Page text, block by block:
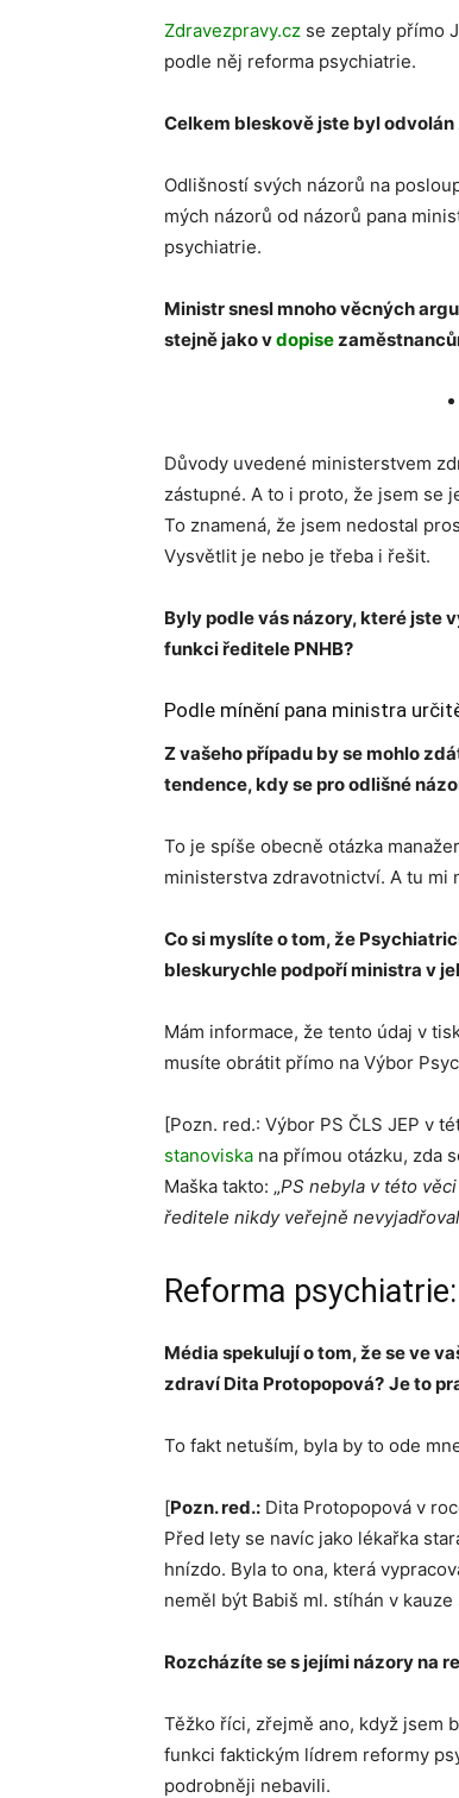
Zdravezpravy.cz se zeptaly přímo
podle něj reforma psychiatrie.
Celkem bleskově jste byl
Odlišností svých názorů na
mých názorů od názorů pana
psychiatrie.
Ministr snesl mnoho věcných
stejně jako vdopise
Důvody uvedené ministerstvem
zástupné. A to i proto, že jsem se
To znamená, že jsem nedostal
Vysvětlit je nebo je třeba i řešit.
Byly podle vás názory, které jste
funkci ředitele PNHB?
Podle mínění pana ministra
Z vašeho případu by se mohlo
tendence, kdy se pro odlišné
To je spíše obecně otázka
ministerstva zdravotnictví. A tu mi
Co si myslíte o tom, že
bleskurychle podpoří ministra v
Mám informace, že tento údaj v
musíte obrátit přímo na Výbor
[Pozn. red.: Výbor PS ČLS JEP v
stanoviska na přímou otázku, zda
Maška takto: „PS nebyla v této
ředitele nikdy veřejně
Reforma
Média spekulují o tom, že se ve
zdraví Dita Protopopová? Je to
To fakt netuším, byla by to ode
[Pozn. red.: Dita Protopopová v
Před lety se navíc jako lékařka
hnízdo. Byla to ona, která
neměl být Babiš ml. stíhán v
Rozcházíte se s jejími názory na
Těžko říci, zřejmě ano, když jsem
funkci faktickým lídrem reformy
podrobněji nebavili.